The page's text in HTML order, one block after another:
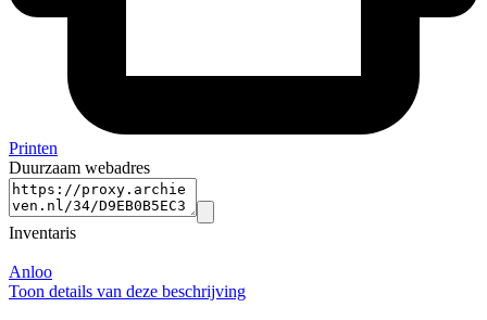
Printen
Duurzaam webadres
Inventaris
Anloo
Toon details van deze beschrijving